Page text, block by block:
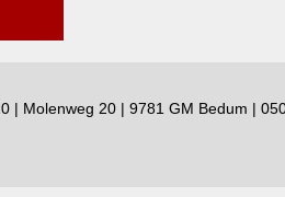
| Molenweg 20 | 9781 GM Bedum |